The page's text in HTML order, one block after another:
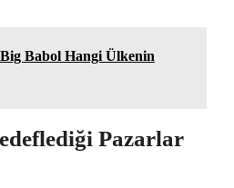
Big Babol Hangi Ülkenin
Pazarlar